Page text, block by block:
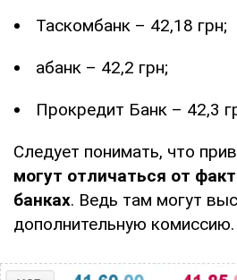
Таскомбанк – 42,18 грн;
абанк – 42,2 грн;
Прокредит Банк – 42,3
Следует понимать, что
могут отличаться от
банках. Ведь там могут
дополнительную комиссию.